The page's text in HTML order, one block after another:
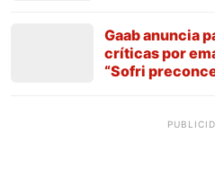
Gaab anuncia
críticas por
“Sofri